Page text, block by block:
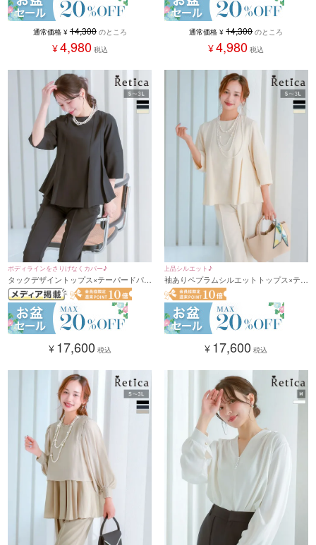
通常価格 ¥ 14,300 のところ
¥4,980 税込
通常価格 ¥ 14,300 のところ
¥4,980 税込
ボディラインをさりげなくカバー♪
タックデザイントップス×テーパードパン
ツセットアップ 結婚式 二の腕カバー ゆ
ったり(Sサイズ～3Lサイズ)
¥ 17,600 税込
上品シルエット♪
袖ありペプラムシルエットトップス×テー
パードパンツセットアップ 結婚式 二の腕
カバー ゆったり(Sサイズ～3Lサイズ)
¥ 17,600 税込